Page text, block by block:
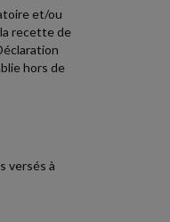
et/ou
recette de
hors de
versés à